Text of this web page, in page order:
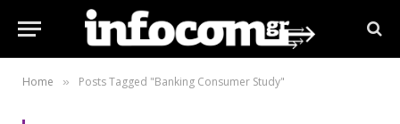
Home » Posts Tagged "Banking Consumer Study"